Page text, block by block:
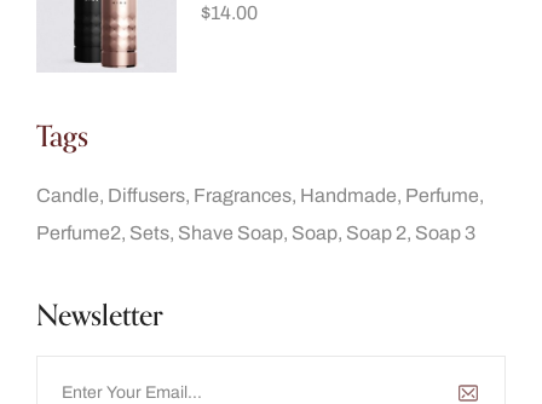
$14.00
Tags
Candle Diffusers Fragrances Handmade Perfume
Perfume2 Sets Shave Soap Soap Soap 2 Soap 3
Newsletter